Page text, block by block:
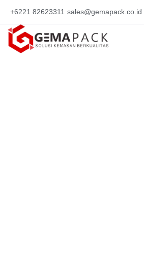
+6221 82623311 sales@gemapack.co.id